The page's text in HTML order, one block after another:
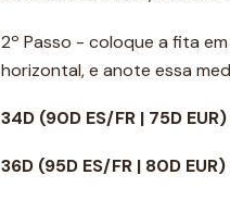
2º Passo - coloque a fita
horizontal, e anote essa
34D (90D ES/FR | 75D EUR)
36D (95D ES/FR | 80D EUR)